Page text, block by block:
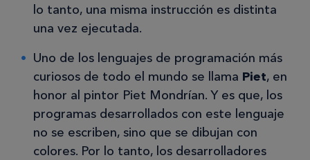
lo tanto, una misma instrucción es distinta
una vez ejecutada.
Uno de los lenguajes de programación más
curiosos de todo el mundo se llama Piet, en
honor al pintor Piet Mondrían. Y es que, los
programas desarrollados con este lenguaje
no se escriben, sino que se dibujan con
colores. Por lo tanto, los desarrolladores